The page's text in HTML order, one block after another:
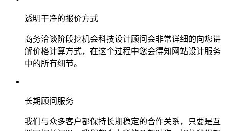
透明干净的报价方式
商务洽谈阶段挖机会科技设计顾问会非常详细的向您讲
解价格计算方式，在这个过程中您会得知网站设计服务
中的所有细节。
长期顾问服务
我们与众多客户都保持长期稳定的合作关系，只要是互